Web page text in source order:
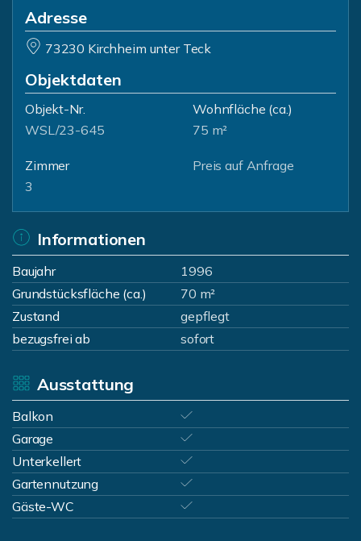
Adresse
73230 Kirchheim unter Teck
Objektdaten
Objekt-Nr.
WSL/23-645
Wohnfläche (ca.)
75 m²
Zimmer
3
Preis auf Anfrage
Informationen
Baujahr
1996
Grundstücksfläche (ca.)
70 m²
Zustand
gepflegt
bezugsfrei ab
sofort
Ausstattung
Balkon
Garage
Unterkellert
Gartennutzung
Gäste-WC